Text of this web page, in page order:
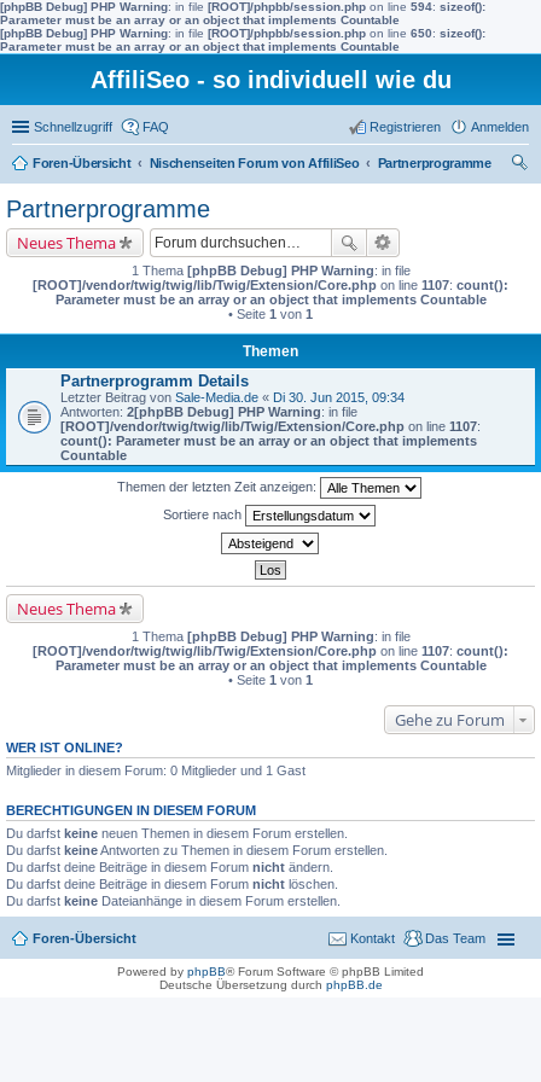
[phpBB Debug] PHP Warning: in file [ROOT]/phpbb/session.php on line 594: sizeof():
Parameter must be an array or an object that implements Countable
[phpBB Debug] PHP Warning: in file [ROOT]/phpbb/session.php on line 650: sizeof():
Parameter must be an array or an object that implements Countable
AffiliSeo - so individuell wie du
Schnellzugriff FAQ Anmelden
Registrieren
Foren-Übersicht Nischenseiten Forum von AffiliSeo
Partnerprogramme
Partnerprogramme
Neues Thema
1 Thema [phpBB Debug] PHP Warning: in file
[ROOT]/vendor/twig/twig/lib/Twig/Extension/Core.php on line 1107: count():
Parameter must be an array or an object that implements Countable
• Seite 1 von 1
Themen
Partnerprogramm Details
Letzter Beitrag von Sale-Media.de « Di 30. Jun 2015, 09:34
Antworten: 2[phpBB Debug] PHP Warning: in file
[ROOT]/vendor/twig/twig/lib/Twig/Extension/Core.php on line 1107:
count(): Parameter must be an array or an object that implements
Countable
Themen der letzten Zeit anzeigen:
Sortiere nach
Neues Thema
1 Thema [phpBB Debug] PHP Warning: in file
[ROOT]/vendor/twig/twig/lib/Twig/Extension/Core.php on line 1107: count():
Parameter must be an array or an object that implements Countable
• Seite 1 von 1
Gehe zu Forum
WER IST ONLINE?
Mitglieder in diesem Forum: 0 Mitglieder und 1 Gast
BERECHTIGUNGEN IN DIESEM FORUM
Du darfst keine neuen Themen in diesem Forum erstellen.
Du darfst keineAntworten zu Themen in diesem Forum erstellen.
Du darfst deine Beiträge in diesem Forum nicht ändern.
Du darfst deine Beiträge in diesem Forum nicht löschen.
Du darfst keine Dateianhänge in diesem Forum erstellen.
Foren-Übersicht Das Team
Kontakt
Powered by phpBB® Forum Software © phpBB Limited
Deutsche Übersetzung durch phpBB.de